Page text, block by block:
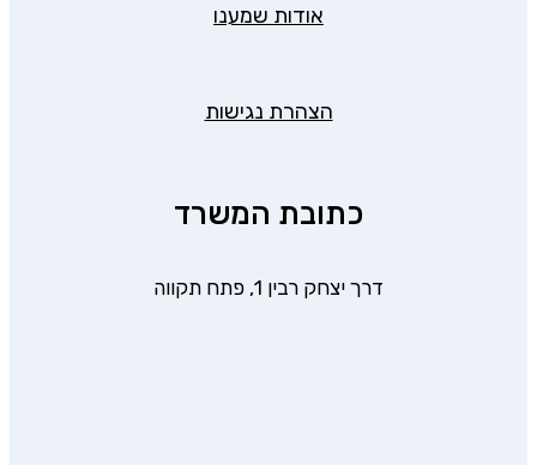
אודות שמענו
הצהרת נגישות
כתובת המשרד
דרך יצחק רבין 1, פתח תקווה